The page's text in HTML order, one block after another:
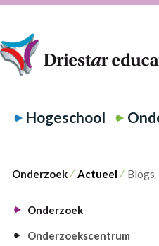
Hogeschool
Onderzoek ⁄ Actueel ⁄ Blogs
Onderzoek
Onderzoekscentrum